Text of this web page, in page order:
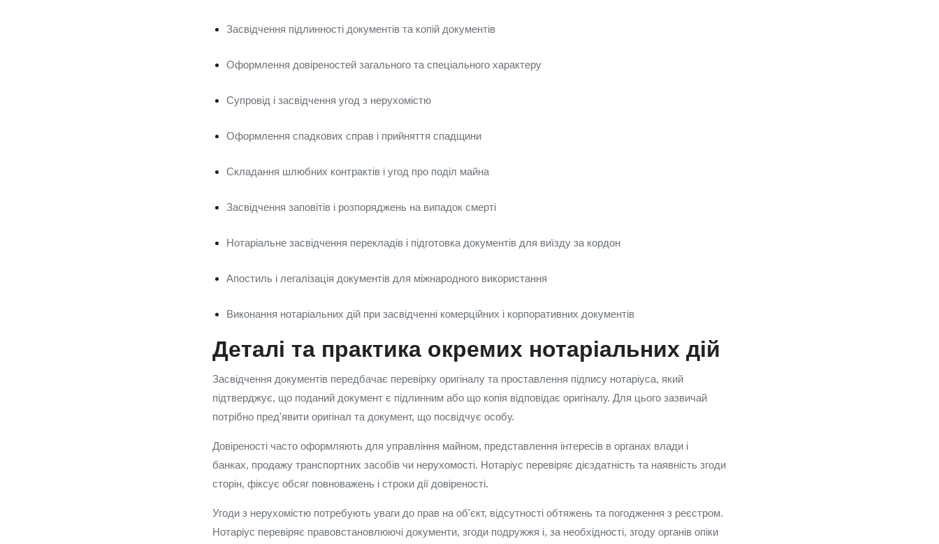
Засвідчення підлинності документів та копій документів
Оформлення довіреностей загального та спеціального характеру
Супровід і засвідчення угод з нерухомістю
Оформлення спадкових справ і прийняття спадщини
Складання шлюбних контрактів і угод про поділ майна
Засвідчення заповітів і розпоряджень на випадок смерті
Нотаріальне засвідчення перекладів і підготовка документів для виїзду за кордон
Апостиль і легалізація документів для міжнародного використання
Виконання нотаріальних дій при засвідченні комерційних і корпоративних документів
Деталі та практика окремих нотаріальних дій
Засвідчення документів передбачає перевірку оригіналу та проставлення підпису нотаріуса, який
підтверджує, що поданий документ є підлинним або що копія відповідає оригіналу. Для цього зазвичай
потрібно пред'явити оригінал та документ, що посвідчує особу.
Довіреності часто оформляють для управління майном, представлення інтересів в органах влади і
банках, продажу транспортних засобів чи нерухомості. Нотаріус перевіряє дієздатність та наявність згоди
сторін, фіксує обсяг повноважень і строки дії довіреності.
Угоди з нерухомістю потребують уваги до прав на об'єкт, відсутності обтяжень та погодження з реєстром.
Нотаріус перевіряє правовстановлюючі документи, згоди подружжя і, за необхідності, згоду органів опіки